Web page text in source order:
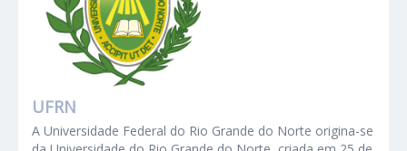
UFRN
A Universidade Federal do Rio Grande do Norte origina-se